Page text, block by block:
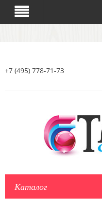
+7 (495) 778-71-73
Каталог